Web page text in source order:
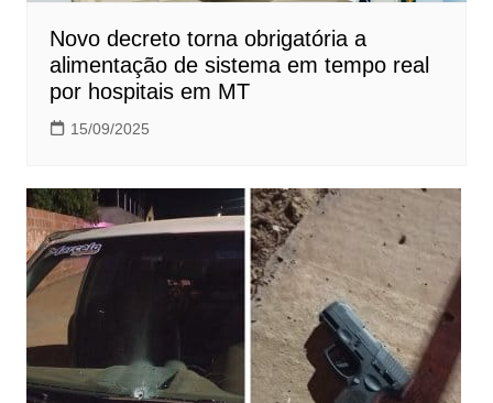
Novo decreto torna obrigatória a
alimentação de sistema em tempo real
por hospitais em MT
15/09/2025